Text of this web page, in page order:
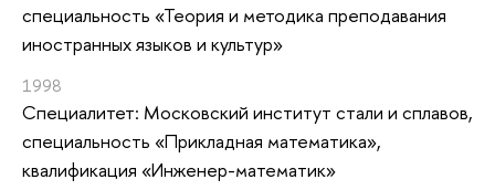
специальность «Теория и методика преподавания
иностранных языков и культур»
1998
Специалитет: Московский институт стали и сплавов,
специальность «Прикладная математика»,
квалификация «Инженер-математик»